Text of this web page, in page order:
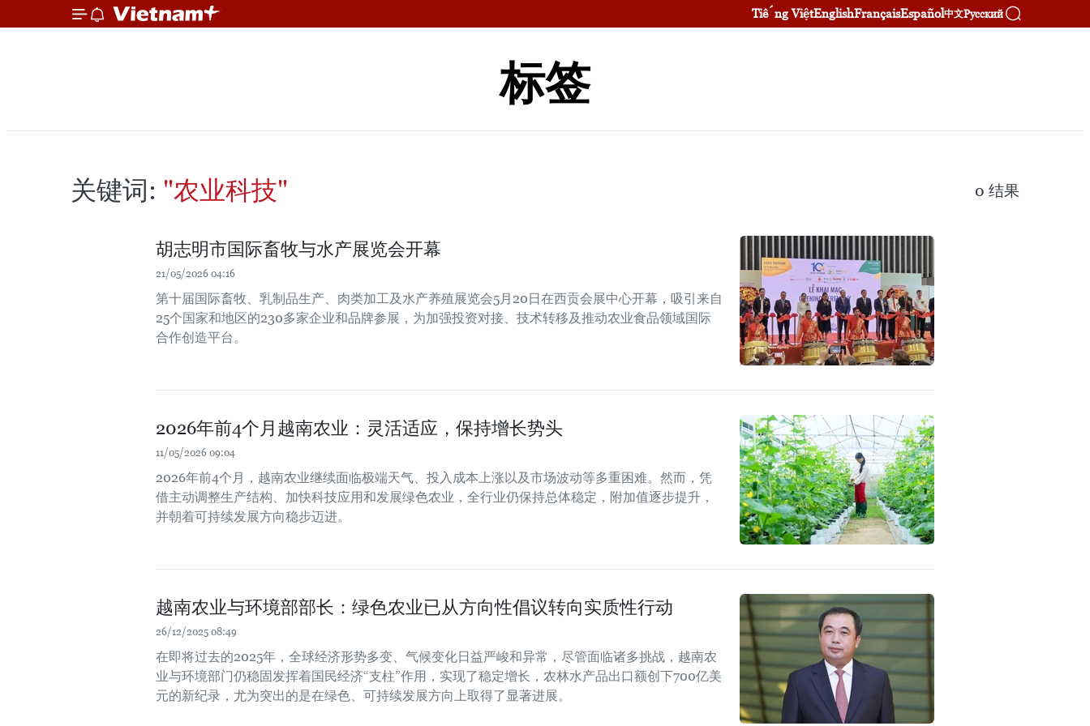
Tiếng ViệtEnglishFrançaisEspañol中文Русский
标签
关键词: "农业科技" 0 结果
胡志明市国际畜牧与水产展览会开幕
21/05/2026 04:16
第十届国际畜牧、乳制品生产、肉类加工及水产养殖展览会5月20日在西贡会展中心开幕，吸引来自
25个国家和地区的230多家企业和品牌参展，为加强投资对接、技术转移及推动农业食品领域国际
合作创造平台。
2026年前4个月越南农业：灵活适应，保持增长势头
11/05/2026 09:04
2026年前4个月，越南农业继续面临极端天气、投入成本上涨以及市场波动等多重困难。然而，凭
借主动调整生产结构、加快科技应用和发展绿色农业，全行业仍保持总体稳定，附加值逐步提升，
并朝着可持续发展方向稳步迈进。
越南农业与环境部部长：绿色农业已从方向性倡议转向实质性行动
26/12/2025 08:49
在即将过去的2025年，全球经济形势多变、气候变化日益严峻和异常，尽管面临诸多挑战，越南农
业与环境部门仍稳固发挥着国民经济“支柱”作用，实现了稳定增长，农林水产品出口额创下700亿美
元的新纪录，尤为突出的是在绿色、可持续发展方向上取得了显著进展。